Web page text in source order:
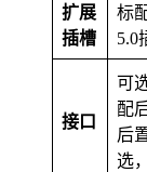
扩展
插槽
标
5.0
接口
可
配
后
选